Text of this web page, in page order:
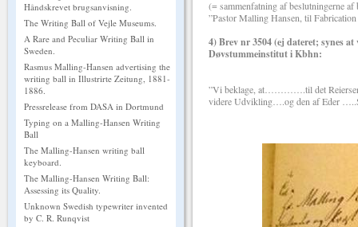
Håndskrevet brugsanvisning.
The Writing Ball of Vejle Museums.
A Rare and Peculiar Writing Ball in
Sweden.
Rasmus Malling-Hansen advertising the
writing ball in Illustrirte Zeitung, 1881-
1886.
Pressrelease from DASA in Dortmund
Typing on a Malling-Hansen Writing
Ball
The Malling-Hansen writing ball
keyboard.
The Malling-Hansen Writing Ball:
Assessing its Quality.
Unknown Swedish typewriter invented
by C. R. Runqvist
(= sammenfatning af beslutningerne af
”Pastor Malling Hansen, til
4) Brev nr 3504 (ej dateret; synes
Døvstummeinstitut i Kbhn:
”Vi beklage, at………….til det
videre Udvikling….og den af Eder